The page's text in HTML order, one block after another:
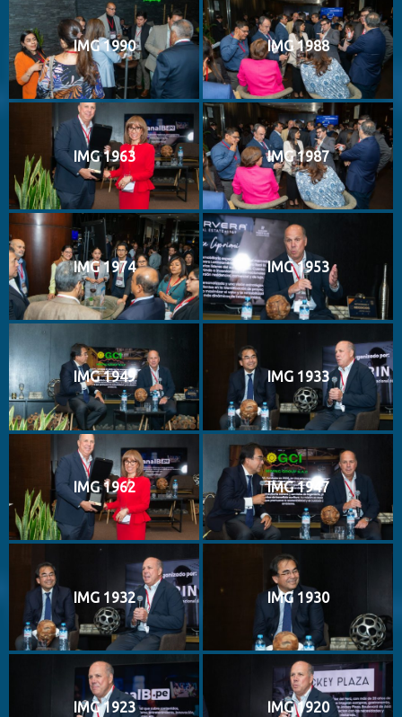
IMG 1990 IMG 1988
IMG 1963 IMG 1987
IMG 1974 IMG 1953
IMG 1949 IMG 1933
IMG 1962 IMG 1947
IMG 1932 IMG 1930
IMG 1923 IMG 1920